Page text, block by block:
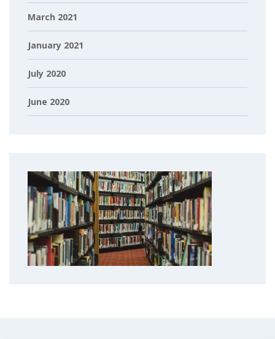
March 2021
January 2021
July 2020
June 2020